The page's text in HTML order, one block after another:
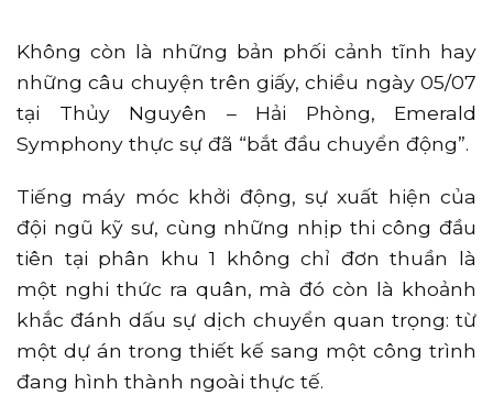
Không còn là những bản phối cảnh tĩnh hay
những câu chuyện trên giấy, chiều ngày 05/07
tại Thủy Nguyên – Hải Phòng, Emerald
Symphony thực sự đã “bắt đầu chuyển động”.
Tiếng máy móc khởi động, sự xuất hiện của
đội ngũ kỹ sư, cùng những nhịp thi công đầu
tiên tại phân khu 1 không chỉ đơn thuần là
một nghi thức ra quân, mà đó còn là khoảnh
khắc đánh dấu sự dịch chuyển quan trọng: từ
một dự án trong thiết kế sang một công trình
đang hình thành ngoài thực tế.